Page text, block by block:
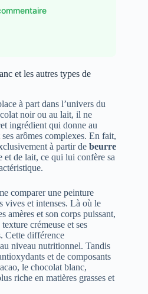
et les autres types de
à part dans l’univers du
noir ou au lait, il ne
ingrédient qui donne au
arômes complexes. En fait,
à partir de beurre
et de lait, ce qui lui confère sa
comparer une peinture
vives et intenses. Là où le
amères et son corps puissant,
crémeuse et ses
Cette différence
niveau nutritionnel. Tandis
et de composants
le chocolat blanc,
riche en matières grasses et